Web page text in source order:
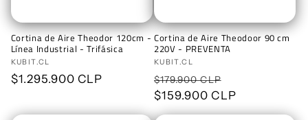
ó
n
:
Cortina de Aire Theodor 120cm -
Línea Industrial - Trifásica
Proveedor:
KUBIT.CL
Precio
$1.295.900 CLP
Cortina de Aire Theodoor 90 cm
220V - PREVENTA
Proveedor:
KUBIT.CL
Precio
habitual
$179.900 CLP
de
oferta
$159.900 CLP